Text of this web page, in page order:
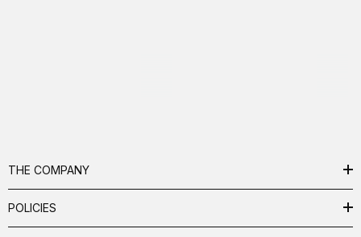
THE COMPANY
POLICIES